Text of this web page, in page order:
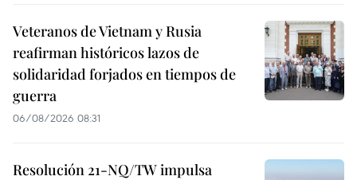
Veteranos de Vietnam y Rusia
reafirman históricos lazos de
solidaridad forjados en tiempos de
guerra
06/08/2026 08:31
Resolución 21-NQ/TW impulsa